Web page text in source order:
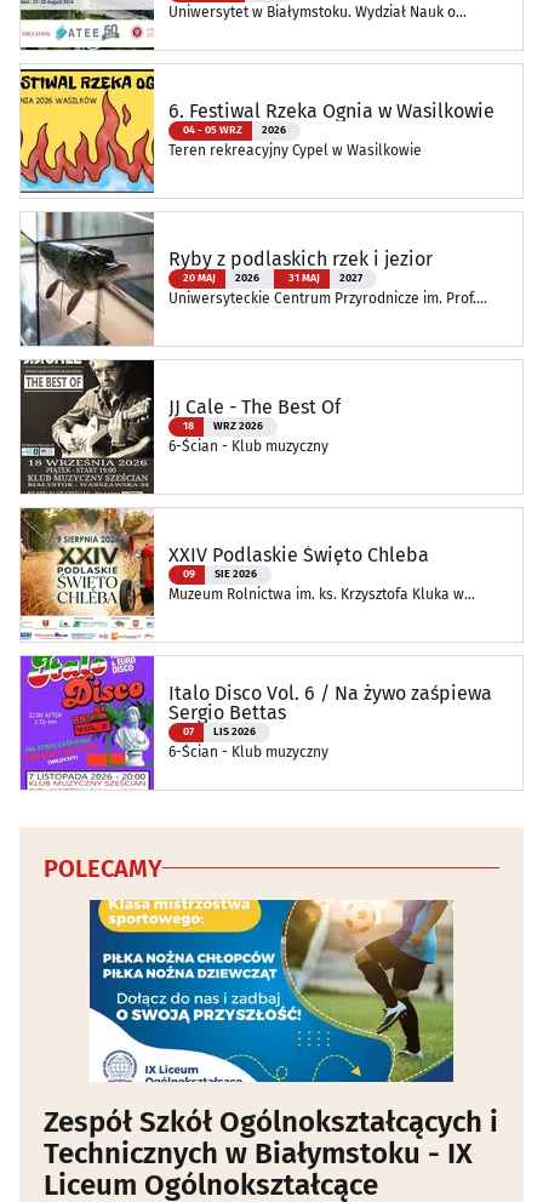
Uniwersytet w Białymstoku. Wydział Nauk o
6. Festiwal Rzeka Ognia w Wasilkowie
04 - 05 WRZ 2026
Teren rekreacyjny Cypel w Wasilkowie
Ryby z podlaskich rzek i jezior
20 MAJ 2026 31 MAJ 2027
Uniwersyteckie Centrum Przyrodnicze im. Prof.
JJ Cale - The Best Of
18 WRZ 2026
6-Ścian - Klub muzyczny
XXIV Podlaskie Święto Chleba
09 SIE 2026
Muzeum Rolnictwa im. ks. Krzysztofa Kluka w
Italo Disco Vol. 6 / Na żywo zaśpiewa
Sergio Bettas
07 LIS 2026
6-Ścian - Klub muzyczny
POLECAMY
Zespół Szkół Ogólnokształcących i
Technicznych w Białymstoku - IX
Liceum Ogólnokształcące